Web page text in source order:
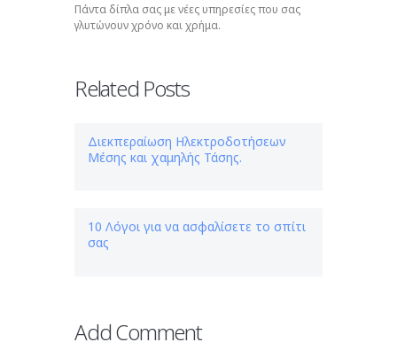
Πάντα δίπλα σας με νέες υπηρεσίες που σας
γλυτώνουν χρόνο και χρήμα.
Related Posts
Διεκπεραίωση Ηλεκτροδοτήσεων
Μέσης και χαμηλής Τάσης.
10 Λόγοι για να ασφαλίσετε το σπίτι
σας
Add Comment